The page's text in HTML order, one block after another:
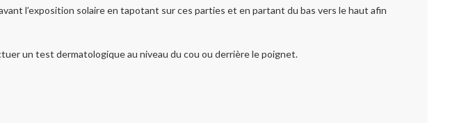
l’exposition solaire en tapotant sur ces parties et en partant du bas vers le haut afin
un test dermatologique au niveau du cou ou derrière le poignet.